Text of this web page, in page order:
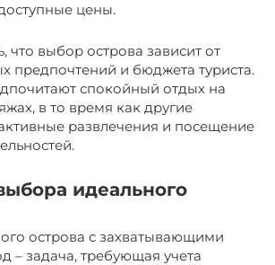
цены.
что выбор острова зависит от
предпочтений и бюджета туриста.
спокойный отдых на
в то время как другие
развлечения и посещение
идеального
острова с захватывающими
– задача, требующая учета